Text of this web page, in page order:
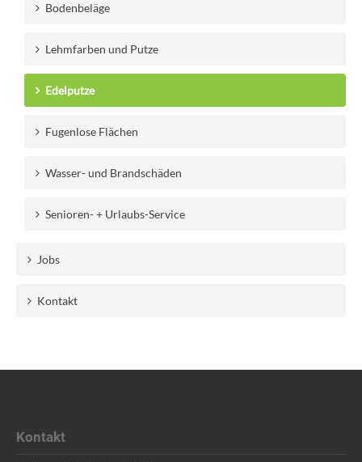
Bodenbeläge
Lehmfarben und Putze
Edelputze
Fugenlose Flächen
Wasser- und Brandschäden
Senioren- + Urlaubs-Service
Jobs
Kontakt
Kontakt